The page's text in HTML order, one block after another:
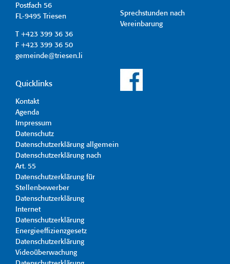
Postfach 56
FL-9495 Triesen
T +423 399 36 36
F +423 399 36 50
gemeinde@triesen.li
Sprechstunden nach
Vereinbarung
Quicklinks
Kontakt
Agenda
Impressum
Datenschutz
Datenschutzerklärung allgemein
Datenschutzerklärung nach
Art. 55
Datenschutzerklärung für
Stellenbewerber
Datenschutzerklärung
Internet
Datenschutzerklärung
Energieeffizienzgesetz
Datenschutzerklärung
Videoüberwachung